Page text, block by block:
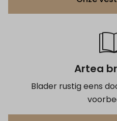
Artea
Blader rustig eens